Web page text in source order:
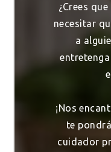
¿Crees
necesitar
a
¡Nos
te
cuidador